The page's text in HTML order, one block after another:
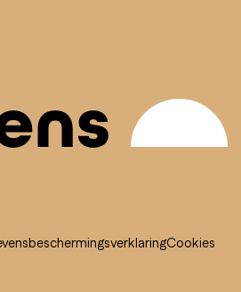
Cookies